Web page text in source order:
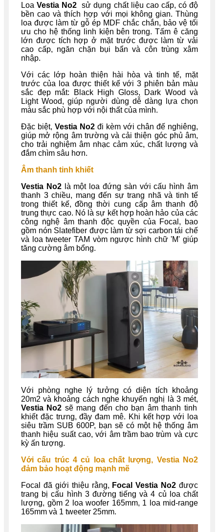
LoaVestia No2 sử dụng chất liệu cao cấp, có độ
bền cao và thích hợp với mọi không gian. Thùng
loa được làm từ gỗ ép MDF chắc chắn, bảo vệ tối
ưu cho hệ thống linh kiện bên trong. Tấm ê căng
lớn được tích hợp ở mặt trước được làm từ vải
cao cấp, ngăn chặn bụi bẩn và côn trùng xâm
nhập.
Với các lớp hoàn thiện hài hòa và tinh tế, mặt
trước của loa được thiết kế với 3 phiên bản màu
sắc đẹp mắt:
Black High Gloss, Dark Wood và
Light Wood, giúp người dùng dễ dàng lựa chọn
màu sắc phù hợp với nội thất của mình.
Đặc biệt, Vestia No2 đi kèm với chân đế nghiêng,
giúp mở rộng âm trường và cải thiện góc phủ âm,
cho trải nghiệm âm nhạc cảm xúc, chất lượng và
đắm chìm sâu hơn.
Âm thanh tinh khiết
Vestia No2là một loa đứng sàn với cấu hình âm
thanh 3 chiều, mang đến sự trang nhã và tinh tế
trong thiết kế, đồng thời cung cấp âm thanh độ
trung thực cao. Nó là sự kết hợp hoàn hảo của các
công nghệ âm thanh độc quyền của Focal, bao
gồm nón Slatefiber được làm từ sợi carbon tái chế
và loa tweeter TAM vòm ngược hình chữ 'M' giúp
tăng cường âm bổng.
Với phòng nghe lý tưởng có diện tích khoảng
20m2 và khoảng cách nghe khuyến nghị là 3 mét,
Vestia No2 sẽ mang đến cho bạn âm thanh tinh
khiết đặc trưng, đầy đam mê. Khi kết hợp với loa
siêu trầm SUB 600P, bạn sẽ có một hệ thống âm
thanh hiệu suất cao, với âm trầm bao trùm và cực
kỳ ấn tượng.
Với cấu trúc 4 củ loa chất lượng, Vestia No2
đảm bảo hoạt động mạnh mẽ
Focal đã giới thiệu rằng, Focal Vestia No2 được
trang bị cấu hình 3 đường tiếng và 4 củ loa chất
lượng, gồm 2 loa woofer 165mm, 1 loa mid-range
165mm và 1 tweeter 25mm.